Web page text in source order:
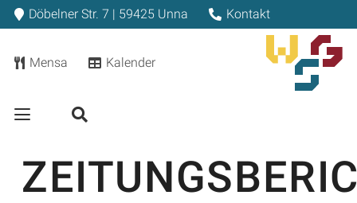
Döbelner Str. 7 | 59425 Unna Kontakt
Mensa Kalender